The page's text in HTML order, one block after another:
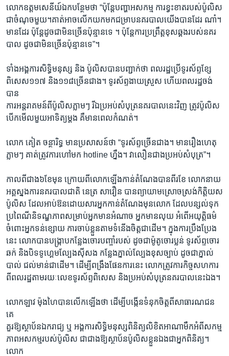
លោកឧត្តមសេនីយ៍ឯកបន្ថែមថា “ប៉ុន្តែបញ្ហាអសកម្ម ការខ្វះខាតរបស់ប៉ូលិស
ជាចំណុចមួយ។គាត់អាចលើកយកមកជម្រាបនគរបាលយើងបានដែរ ណា៎។
មានដែរ ប៉ុន្តែដូចជាមិនច្រើនប៉ុន្មានទេ ។ ប៉ុន្តែការប្រព្រឹត្តខុសឆ្គងរបស់នគរ
បាល ដូចជាមិនច្រើនប៉ុន្មានទេ”។
ទាំងអង្គការសិទ្ធិមនុស្ស និង ប៉ូលិសបានបញ្ជាក់ថា ពលរដ្ឋប្រើទូរស័ព្ទខ្សែ
ពិសេស១១៧ និង១១៨ច្រើនជាង។ ទូរស័ព្ទងាយស្រួស ហើយពលរដ្ឋចង់
បាន
ការអន្តរាគមន៍ពីប៉ូលិសភ្លាមៗ រីឯប្រអប់សំបុត្រនគរបាលនេះវិញ ត្រូវប៉ូលិស
បើកមើលមួយអាទិត្យម្តង គឺមានពេលកំណត់។
លោក គៀត ចន្ថារិទ្ធ មានប្រសាសន៍ថា “ទូរស័ព្ទច្រើនជាង។ មានរឿងហេតុ
ភ្លាមៗ គាត់ត្រូវការហៅមក hotline ហ្នឹង។ វាលឿនជាងប្រអប់សំបុត្រ”។
កាលពីជាង៦ខែមុន ក្រោយពីលោកឡើងកាន់តំណែងបានពីរខែ លោកនាយ
អគ្គស្នងការនគរបាលជាតិ នេត្រ សាវឿន បានព្យាយាមស្រោចស្រង់កិត្តិយស
ប៉ូលិស ដែលអាប់ឱនដោយសារអ្នកកាន់តំណែងមុនលោក ដែលបន្សល់ទុក
ប្រពៃណីនិទណ្ឌភាពសម្រាប់អ្នកមានអំណាច អ្នកមានលុយ អំពើអយុត្តិធម៌
ចំពោះអ្នកទន់ខ្សោយ ការចាប់ខ្លួនតាមទំនើងចិត្តជាដើម។ ក្នុងការប្រឹងប្រែង
នេះ លោកបានបង្ក្រាបកន្លែងចោរបញ្ចាំរបស់ ដូចជាម៉ូតូចោរប្លន់ ទូរស័ព្ទចោរ
ឆក់ និងបិទទូហ្គេមល្បែងស៊ីសង កន្លែងភ្នាល់ល្បែងខុសច្បាប់ ដូចជាភ្នាល់
បាល់ ជល់មាន់ជាដើម។ ដើម្បីពង្រឹងផែនការនេះ លោកត្រូវការកិច្ចសហការ
ពីពលរដ្ឋតាមរយៈលេខទូរស័ព្ទពិសេស និងប្រអប់សំបុត្រនគរបាលនេះឯង។
លោកឡាវ ម៉ុងហៃបានលើកឡើងថា ដើម្បីបង្កើនទំនុកចិត្តពីសាធារណជន
គេ
គួរឱ្យស្ថាប័នឯករាជ្យ ឬ អង្គការសិទ្ធិមនុស្សពិនិត្យលិខិតអាណាមឹកអំពីសកម្ម
ភាពអសកម្មរបស់ប៉ូលិស ជាជាងឱ្យស្ថាប័នប៉ូលិសខ្លួនឯងជាអ្នកពិនិត្យ។
លោក